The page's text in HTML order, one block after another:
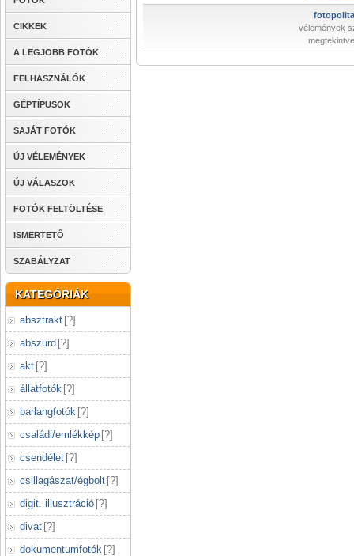
CIKKEK
A LEGJOBB FOTÓK
FELHASZNÁLÓK
GÉPTÍPUSOK
SAJÁT FOTÓK
ÚJ VÉLEMÉNYEK
ÚJ VÁLASZOK
FOTÓK FELTÖLTÉSE
ISMERTETŐ
SZABÁLYZAT
KATEGÓRIÁK
absztrakt [?]
abszurd [?]
akt [?]
állatfotók [?]
barlangfotók [?]
családi/emlékkép [?]
csendélet [?]
csillagászat/égbolt [?]
digit. illusztráció [?]
divat [?]
dokumentumfotók [?]
vélemények